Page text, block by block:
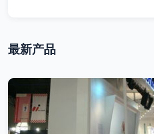
最新产品